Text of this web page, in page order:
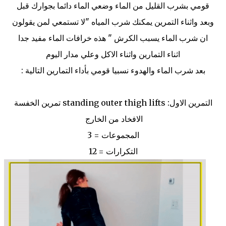
قومي بشرب القليل من الماء وضعي الماء دائما بجوارك قبل
وبعد واثناء التمرين يمكنك شرب المياه "لا تستمعي لمن يقولون
ان شرب الماء يسبب الكرش " هذه خرافات الماء مفيد جدا
اثناء التمارين واثناء الاكل وعلي مدار اليوم
بعد شرب الماء والهدوء نسبيا قومي بأداء التمارين التالية :
التمرين الاول:
standing outer thigh lifts تمرين الخفسة
الافخاد من الخارج
المجموعات = 3
التكرارات = 12